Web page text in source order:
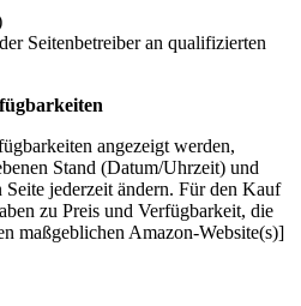
Seitenbetreiber an qualifizierten
angezeigt werden,
Stand (Datum/Uhrzeit) und
jederzeit ändern. Für den Kauf
zu Preis und Verfügbarkeit, die
maßgeblichen Amazon-Website(s)]